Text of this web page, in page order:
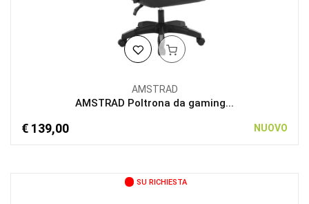
AMSTRAD
AMSTRAD Poltrona da gaming...
€ 139,00 NUOVO
SU RICHIESTA